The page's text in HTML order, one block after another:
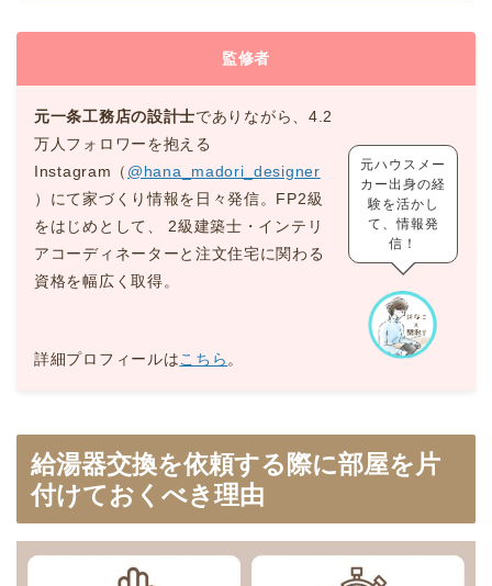
監修者
元一条工務店の設計士でありながら、4.2
万人フォロワーを抱える
Instagram（ @hana_madori_designer
）にて家づくり情報を日々発信。FP2級
をはじめとして、 2級建築士・インテリ
アコーディネーターと注文住宅に関わる
資格を幅広く取得。
詳細プロフィールはこちら 。
元ハウスメー
カー出身の経
験を活かし
て、情報発
信！
給湯器交換を依頼する際に部屋を片
付けておくべき理由